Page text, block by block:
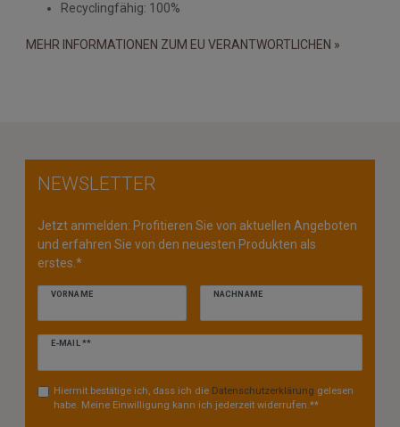
Recyclingfähig: 100%
MEHR INFORMATIONEN ZUM EU VERANTWORTLICHEN »
NEWSLETTER
Jetzt anmelden: Profitieren Sie von aktuellen Angeboten
und erfahren Sie von den neuesten Produkten als
erstes.*
VORNAME NACHNAME
E-MAIL **
Newsletter
Hiermit bestätige ich, dass ich die Daten­schutz­erklärung gelesen
habe. Meine Einwilligung kann ich jederzeit widerrufen.**